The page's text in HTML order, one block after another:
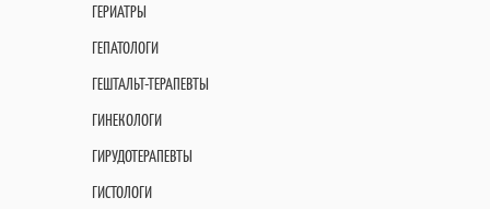
ГЕРИАТРЫ
ГЕПАТОЛОГИ
ГЕШТАЛЬТ-ТЕРАПЕВТЫ
ГИНЕКОЛОГИ
ГИРУДОТЕРАПЕВТЫ
ГИСТОЛОГИ